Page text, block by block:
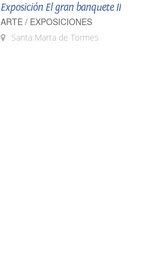
Exposición El gran banquete II
ARTE / EXPOSICIONES
Santa Marta de Tormes